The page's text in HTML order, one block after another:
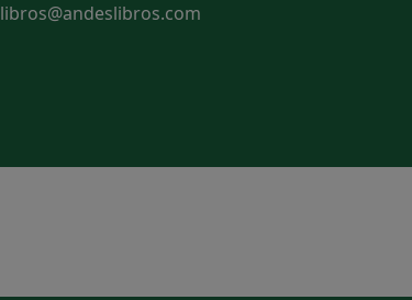
libros@andeslibros.com